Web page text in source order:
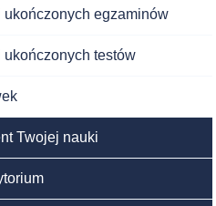
ukończonych egzaminów
ukończonych testów
Twojej nauki